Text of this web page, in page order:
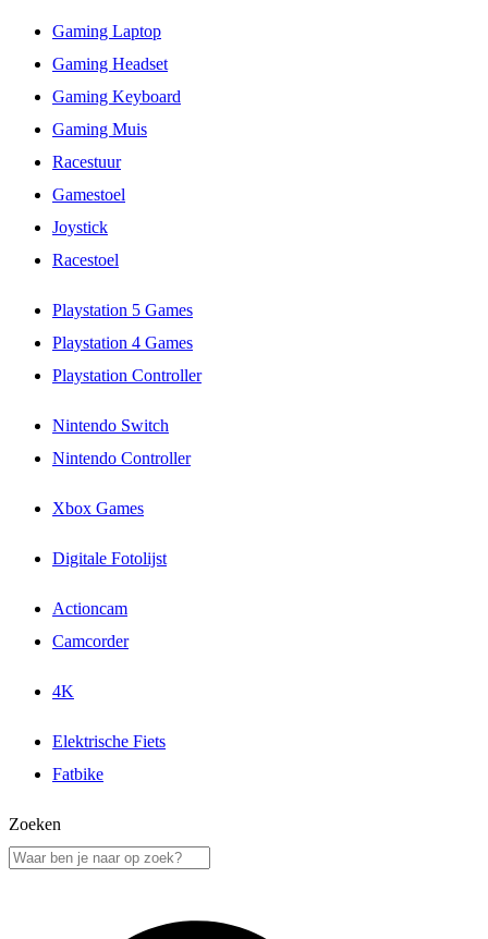
Gaming Laptop
Gaming Headset
Gaming Keyboard
Gaming Muis
Racestuur
Gamestoel
Joystick
Racestoel
Playstation 5 Games
Playstation 4 Games
Playstation Controller
Nintendo Switch
Nintendo Controller
Xbox Games
Digitale Fotolijst
Actioncam
Camcorder
4K
Elektrische Fiets
Fatbike
Zoeken